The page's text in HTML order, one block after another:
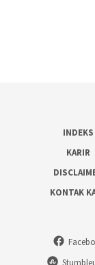
INDEKS
KARIR
KONTAK